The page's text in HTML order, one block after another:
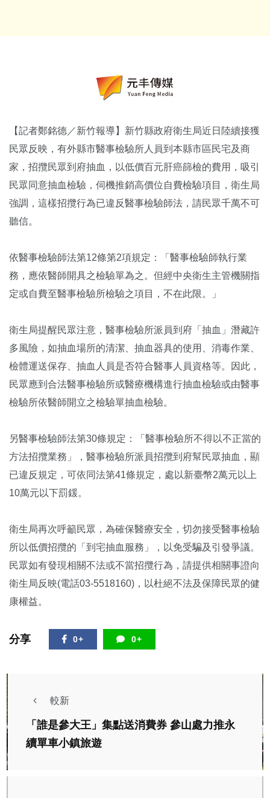
【記者鄭銘德／新竹報導】新竹縣政府衛生局近日陸續接獲
民眾反映，有外縣市醫事檢驗所人員到本縣市區民宅及商
家，招攬民眾到府抽血，以低價百元肝癌篩檢的費用，吸引
民眾同意抽血檢驗，伺機推銷高價位自費檢驗項目，衛生局
強調，這樣招攬行為已違反醫事檢驗師法，請民眾千萬不可
聽信。
依醫事檢驗師法第12條第2項規定：「醫事檢驗師執行業
務，應依醫師開具之檢驗單為之。但經中央衛生主管機關指
定或自費至醫事檢驗所檢驗之項目，不在此限。」
衛生局提醒民眾注意，醫事檢驗所派員到府「抽血」潛藏許
多風險，如抽血場所的清潔、抽血器具的使用、消毒作業、
檢體運送保存、抽血人員是否符合醫事人員資格等。因此，
民眾應到合法醫事檢驗所或醫療機構進行抽血檢驗或由醫事
檢驗所依醫師開立之檢驗單抽血檢驗。
另醫事檢驗師法第30條規定：「醫事檢驗所不得以不正當的
方法招攬業務」，醫事檢驗所派員招攬到府幫民眾抽血，顯
已違反規定，可依同法第41條規定，處以新臺幣2萬元以上
10萬元以下罰鍰。
衛生局再次呼籲民眾，為確保醫療安全，切勿接受醫事檢驗
所以低價招攬的「到宅抽血服務」，以免受騙及引發爭議。
民眾如有發現相關不法或不當招攬行為，請提供相關事證向
衛生局反映(電話03-5518160)，以杜絕不法及保障民眾的健
康權益。
分享 0+ 0+
較新
「誰是參大王」集點送消費券 參山處力推永
續單車小鎮旅遊